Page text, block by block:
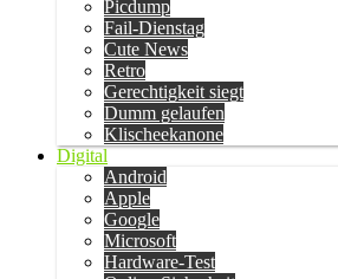
Picdump
Fail-Dienstag
Cute News
Retro
Gerechtigkeit siegt
Dumm gelaufen
Klischeekanone
Digital
Android
Apple
Google
Microsoft
Hardware-Test